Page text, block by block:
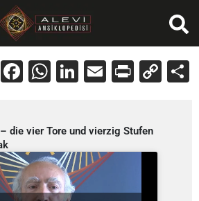
X Facebook
WhatsApp
LinkedIn
EmailPrint
die vier Tore und vierzig Stufen